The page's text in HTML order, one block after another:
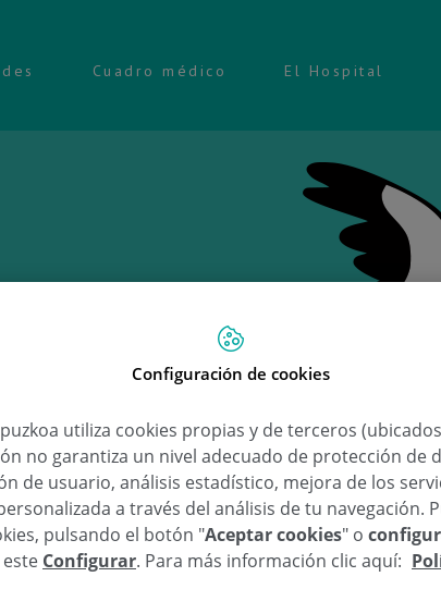
Cuadro médico El Hospital
Configuración de cookies
utiliza cookies propias y de terceros
no garantiza un nivel adecuado de protección de
de usuario, análisis estadístico, mejora de los
a través del análisis de tu navegación.
pulsando el botón "Aceptar cookies" o
Configurar. Para más información clic aquí: